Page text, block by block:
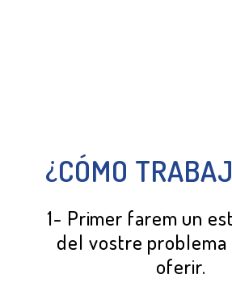
¿CÓMO
1- Primer farem un
del vostre problema
oferir.